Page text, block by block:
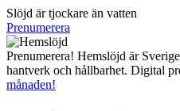
Slöjd är tjockare än vatten
Prenumerera
Prenumerera! Hemslöjd är
hantverk och hållbarhet. Digital
månaden!